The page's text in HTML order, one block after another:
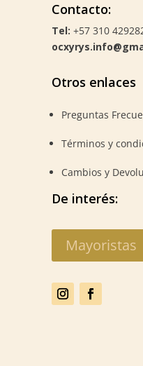
Contacto:
Tel: +57 310
Otros enlaces
Preguntas
Términos y
Cambios y
De interés:
Mayoristas